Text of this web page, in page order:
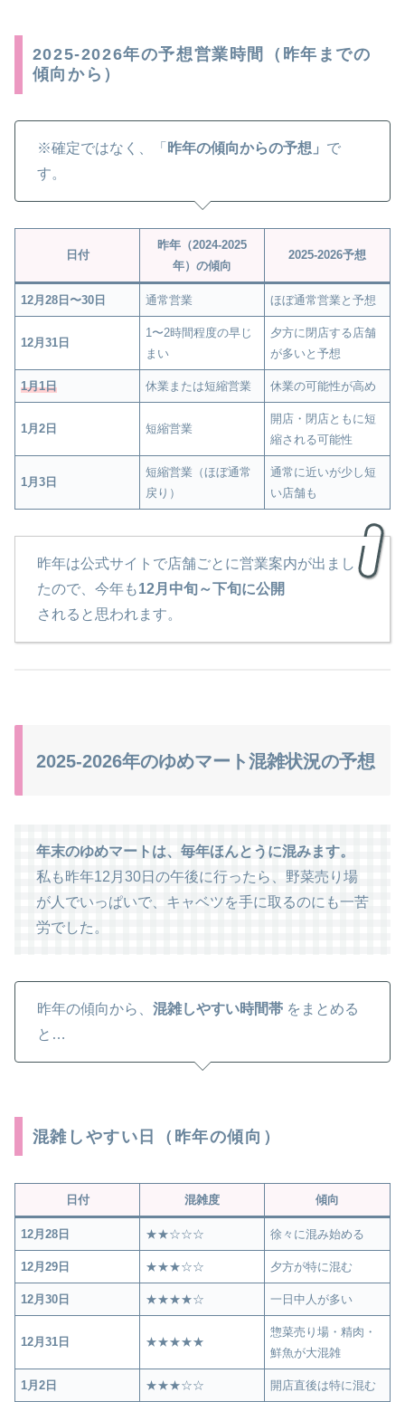
2025-2026年の予想営業時間（昨年までの
傾向から）
※確定ではなく、「 昨年の傾向からの予想」 で
す。
日付
昨年（2024-2025
年）の傾向
2025-2026予想
12月28日〜30日 通常営業 ほぼ通常営業と予想
12月31日
1〜2時間程度の早じ
まい
夕方に閉店する店舗
が多いと予想
1月1日 休業または短縮営業 休業の可能性が高め
1月2日 短縮営業
開店・閉店ともに短
縮される可能性
1月3日
短縮営業（ほぼ通常
戻り）
通常に近いが少し短
い店舗も
昨年は公式サイトで店舗ごとに営業案内が出まし
たので、今年も12月中旬～下旬に公開
されると思われます。
2025-2026年のゆめマート混雑状況の予想
年末のゆめマートは、毎年ほんとうに混みます。
私も昨年12月30日の午後に行ったら、野菜売り場
が人でいっぱいで、キャベツを手に取るのにも一苦
労でした。
昨年の傾向から、 混雑しやすい時間帯 をまとめる
と…
混雑しやすい日（昨年の傾向）
日付 混雑度 傾向
12月28日 ★★☆☆☆ 徐々に混み始める
12月29日 ★★★☆☆ 夕方が特に混む
12月30日 ★★★★☆ 一日中人が多い
12月31日 ★★★★★
惣菜売り場・精肉・
鮮魚が大混雑
1月2日 ★★★☆☆ 開店直後は特に混む